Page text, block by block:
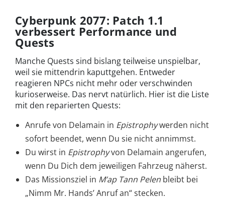
Cyberpunk 2077: Patch 1.1
verbessert Performance und
Quests
Manche Quests sind bislang teilweise unspielbar,
weil sie mittendrin kaputtgehen. Entweder
reagieren NPCs nicht mehr oder verschwinden
kurioserweise. Das nervt natürlich. Hier ist die Liste
mit den reparierten Quests:
Anrufe von Delamain in Epistrophywerden nicht
sofort beendet, wenn Du sie nicht annimmst.
Du wirst in Epistrophyvon Delamain angerufen,
wenn Du Dich dem jeweiligen Fahrzeug näherst.
Das Missionsziel in M’ap Tann Pelen bleibt bei
„Nimm Mr. Hands’ Anruf an“ stecken.